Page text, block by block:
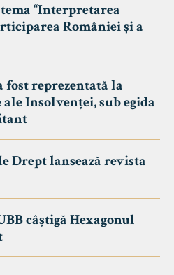
“Interpretarea
României și a
fost reprezentată la
Insolvenței, sub egida
Drept lansează revista
câștigă Hexagonul